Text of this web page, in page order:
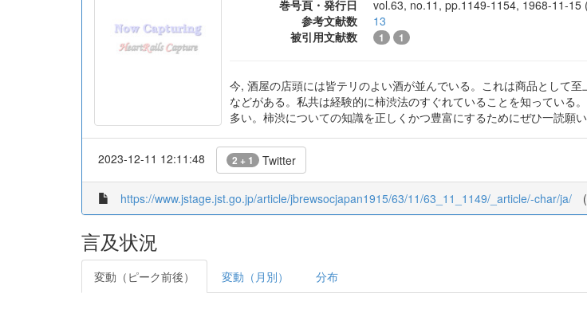
巻号頁・発行日
vol.63, no.11, pp.1149-1154, 1968-11-15
参考文献数
13
被引用文献数
1 1
今, 酒屋の店頭には皆テリのよい酒が並んでいる。これは商品として
などがある。私共は経験的に柿渋法のすぐれていることを知っている
多い。柿渋についての知識を正しくかつ豊富にするためにぜひ一読願い
2023-12-11 12:11:48 2 + 1 Twitter
https://www.jstage.jst.go.jp/article/jbrewsocjapan1915/63/11/63_11_1149/_article/-char/ja/ (
言及状況
変動（ピーク前後） 変動（月別） 分布